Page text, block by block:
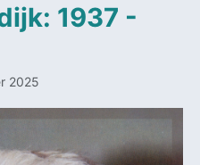
1937 -
2025